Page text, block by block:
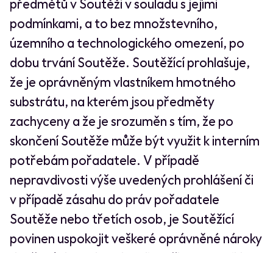
předmětů v Soutěži v souladu s jejími
podmínkami, a to bez množstevního,
územního a technologického omezení, po
dobu trvání Soutěže. Soutěžící prohlašuje,
že je oprávněným vlastníkem hmotného
substrátu, na kterém jsou předměty
zachyceny a že je srozuměn s tím, že po
skončení Soutěže může být využit k interním
potřebám pořadatele. V případě
nepravdivosti výše uvedených prohlášení či
v případě zásahu do práv pořadatele
Soutěže nebo třetích osob, je Soutěžící
povinen uspokojit veškeré oprávněné nároky